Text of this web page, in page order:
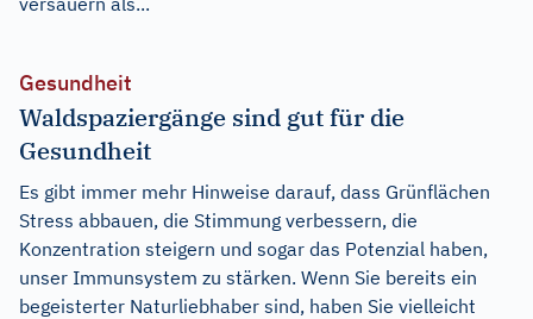
Gesundheit
Waldspaziergänge sind gut für die
Gesundheit
Es gibt immer mehr Hinweise darauf, dass Grünflächen
Stress abbauen, die Stimmung verbessern, die
Konzentration steigern und sogar das Potenzial haben,
unser Immunsystem zu stärken. Wenn Sie bereits ein
begeisterter Naturliebhaber sind, haben Sie vielleicht